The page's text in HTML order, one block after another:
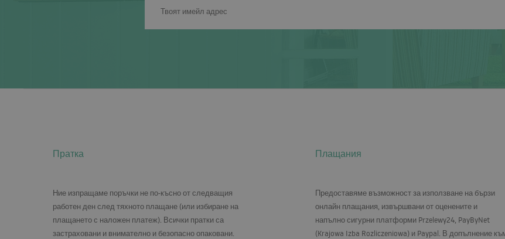
Пратка
Ние изпращаме поръчки не по-късно от следващия
работен ден след тяхното плащане (или избиране на
плащането с наложен платеж). Всички пратки са
застраховани и внимателно и безопасно опаковани.
Плащания
Предоставяме възможност за използване на бързи
онлайн плащания, извършвани от оценените и
напълно сигурни платформи Przelewy24, PayByNet
(Krajowa Izba Rozliczeniowa) и Paypal. В допълнение